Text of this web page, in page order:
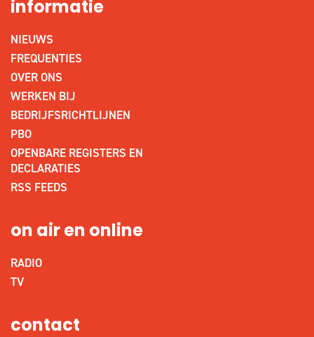
informatie
NIEUWS
FREQUENTIES
OVER ONS
WERKEN BIJ
BEDRIJFSRICHTLIJNEN
PBO
OPENBARE REGISTERS EN
DECLARATIES
RSS FEEDS
on air en online
RADIO
TV
contact